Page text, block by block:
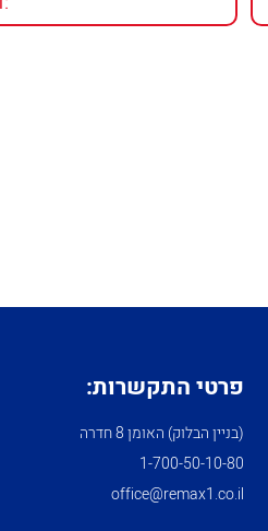
פרטי התקשרות:
(בניין הבלוק) האומן 8 חדרה
1­-700­-50-­10-­80
office@remax1.co.il